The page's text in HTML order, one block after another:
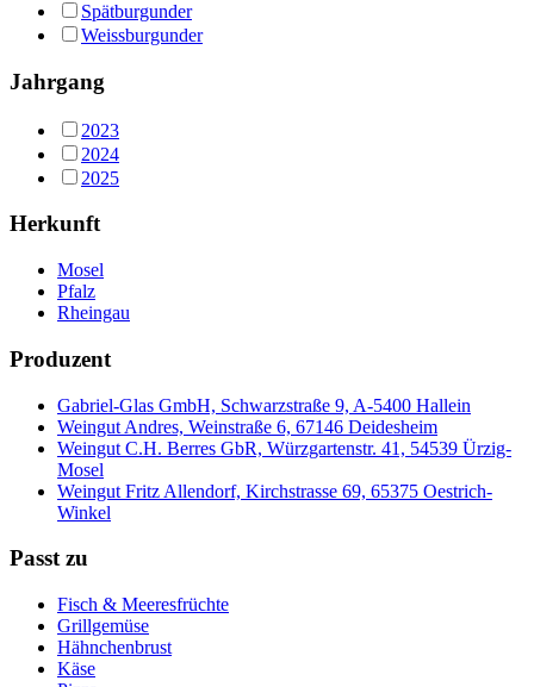
Spätburgunder
Weissburgunder
Jahrgang
2023
2024
2025
Herkunft
Mosel
Pfalz
Rheingau
Produzent
Gabriel-Glas GmbH, Schwarzstraße 9, A-5400 Hallein
Weingut Andres, Weinstraße 6, 67146 Deidesheim
Weingut C.H. Berres GbR, Würzgartenstr. 41, 54539 Ürzig-
Mosel
Weingut Fritz Allendorf, Kirchstrasse 69, 65375 Oestrich-
Winkel
Passt zu
Fisch & Meeresfrüchte
Grillgemüse
Hähnchenbrust
Käse